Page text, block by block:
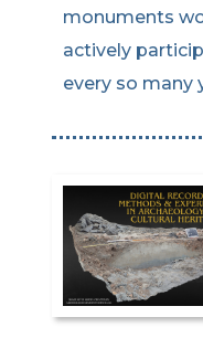
monuments
actively
every so many